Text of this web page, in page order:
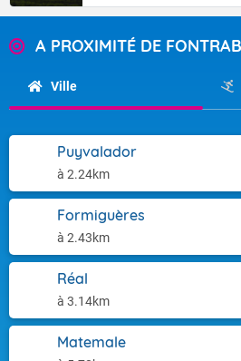
A PROXIMITÉ DE
Ville
Puyvalador
à 2.24km
Formiguères
à 2.43km
Réal
à 3.14km
Matemale